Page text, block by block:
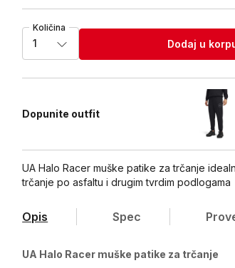
Količina
1 Dodaj u
Dopunite outfit
UA Halo Racer muške patike za trčanje
trčanje po asfaltu i drugim tvrdim podlogama
Opis Spec
UA Halo Racer muške patike za trčanje